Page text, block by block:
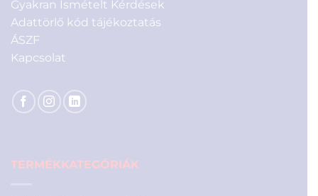
Gyakran Ismételt Kérdések
Adattörlő kód tájékoztatás
ÁSZF
Kapcsolat
TERMÉKKATEGÓRIÁK